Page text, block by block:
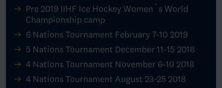
Pre 2019 IIHF Ice Hockey Women´s World
Championship camp
6 Nations Tournament February 7-10 2019
5 Nations Tournament December 11-15 2018
4 Nations Tournament November 6-10 2018
4 Nations Tournament August 23-25 2018